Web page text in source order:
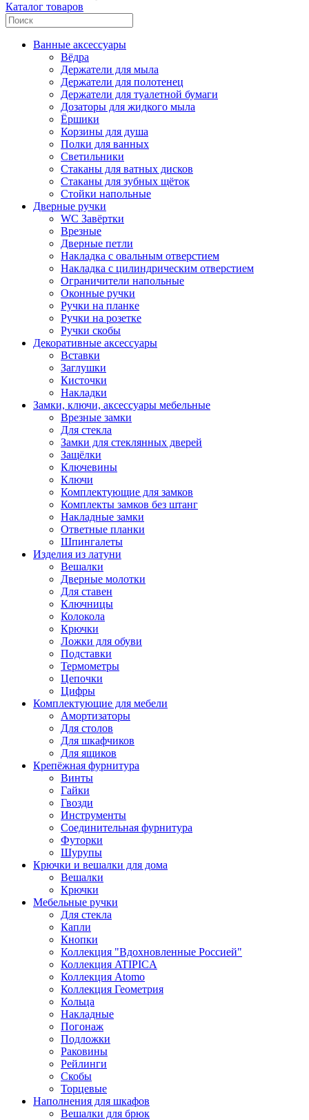
Каталог товаров
Ванные аксессуары
Вёдра
Держатели для мыла
Держатели для полотенец
Держатели для туалетной бумаги
Дозаторы для жидкого мыла
Ёршики
Корзины для душа
Полки для ванных
Светильники
Стаканы для ватных дисков
Стаканы для зубных щёток
Стойки напольные
Дверные ручки
WC Завёртки
Врезные
Дверные петли
Накладка с овальным отверстием
Накладка с цилиндрическим отверстием
Ограничители напольные
Оконные ручки
Ручки на планке
Ручки на розетке
Ручки скобы
Декоративные аксессуары
Вставки
Заглушки
Кисточки
Накладки
Замки, ключи, аксессуары мебельные
Врезные замки
Для стекла
Замки для стеклянных дверей
Защёлки
Ключевины
Ключи
Комплектующие для замков
Комплекты замков без штанг
Накладные замки
Ответные планки
Шпингалеты
Изделия из латуни
Вешалки
Дверные молотки
Для ставен
Ключницы
Колокола
Крючки
Ложки для обуви
Подставки
Термометры
Цепочки
Цифры
Комплектующие для мебели
Амортизаторы
Для столов
Для шкафчиков
Для ящиков
Крепёжная фурнитура
Винты
Гайки
Гвозди
Инструменты
Соединительная фурнитура
Футорки
Шурупы
Крючки и вешалки для дома
Вешалки
Крючки
Мебельные ручки
Для стекла
Капли
Кнопки
Коллекция "Вдохновленные Россией"
Коллекция ATIPICA
Коллекция Atomo
Коллекция Геометрия
Кольца
Накладные
Погонаж
Подложки
Раковины
Рейлинги
Скобы
Торцевые
Наполнения для шкафов
Вешалки для брюк